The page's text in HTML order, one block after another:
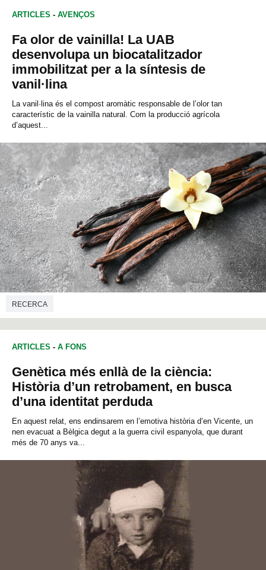
ARTICLES - AVENÇOS
Fa olor de vainilla! La UAB
desenvolupa un biocatalitzador
immobilitzat per a la síntesis de
vanil·lina
La vanil·lina és el compost aromàtic responsable de l’olor tan
característic de la vainilla natural. Com la producció agrícola
d’aquest...
RECERCA
ARTICLES - A FONS
Genètica més enllà de la ciència:
Història d’un retrobament, en busca
d’una identitat perduda
En aquest relat, ens endinsarem en l’emotiva història d’en Vicente, un
nen evacuat a Bèlgica degut a la guerra civil espanyola, que durant
més de 70 anys va...